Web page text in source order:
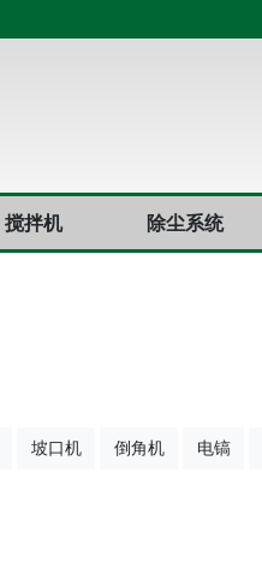
搅拌机 除尘系统
坡口机 倒角机 电镐